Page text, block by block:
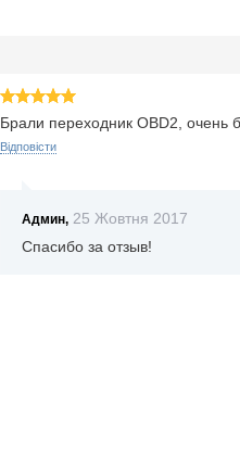
Брали переходник OBD2, очень
Відповісти
Админ, 25 Жовтня 2017
Спасибо за отзыв!